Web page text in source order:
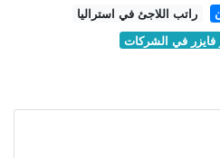
راتب اللاجئ في استراليا
فايزر في الشركات